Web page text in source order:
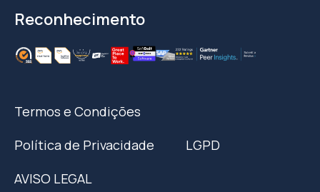
Reconhecimento
Termos e Condições
Política de Privacidade
LGPD
AVISO LEGAL